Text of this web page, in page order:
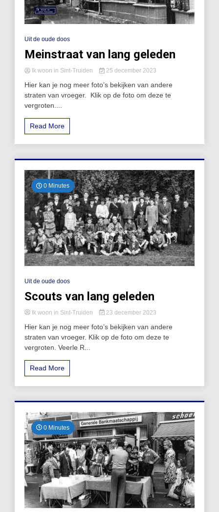
Uit de oude doos
Meinstraat van lang geleden
Ik woon in Sint-Truiden 25 december 2023
Hier kan je nog meer foto’s bekijken van andere
straten van vroeger. Klik op de foto om deze te
vergroten....
Read More
0 Minutes
Uit de oude doos
Scouts van lang geleden
Ik woon in Sint-Truiden 23 december 2023
Hier kan je nog meer foto’s bekijken van andere
straten van vroeger. Klik op de foto om deze te
vergroten. Veerle R...
Read More
0 Minutes